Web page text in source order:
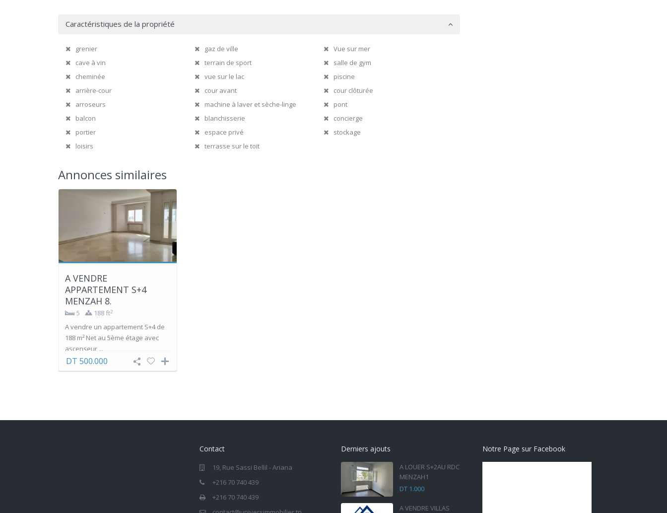
Caractéristiques de la propriété
grenier gaz de ville
Vue sur mer
cave à vin
terrain de sport
salle de gym
cheminée
vue sur le lac
piscine
arrière-cour
cour avant
cour clôturée
arroseurs
machine à laver et sèche-linge
pont
balcon
blanchisserie
concierge
portier
espace privé
stockage
loisirs
terrasse sur le toit
Annonces similaires
A VENDRE
APPARTEMENT S+4
MENZAH 8.
5 188 ft2
A vendre un appartement S+4 de
188 m² Net au 5ème étage avec
ascenseur ...
DT 500.000
Contact
19, Rue Sassi Bellil - Ariana
+216 70 740 439
+216 70 740 439
Derniers ajouts
A LOUER S+2AU RDC
MENZAH1
DT 1.000
A VENDRE VILLAS
Notre Page sur Facebook